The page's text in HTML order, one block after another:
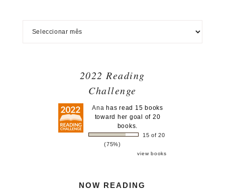
2022 Reading
Challenge
Ana has read 15 books
toward her goal of 20
books.
15 of 20
(75%)
view books
NOW READING